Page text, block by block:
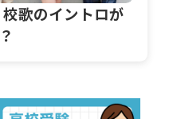
歌のイントロが